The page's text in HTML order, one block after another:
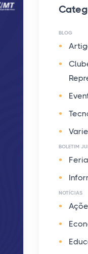
BLOG
BOLETIM
NOTÍCIAS